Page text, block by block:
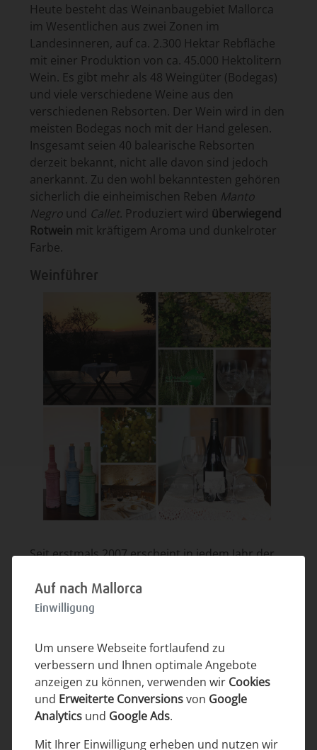
Heute besteht das Weinanbaugebiet Mallorca
im Wesentlichen aus zwei Zonen im
Landesinneren, auf ca. 2.300 Hektar Rebfläche
mit einer Produktion von ca. 45.000 Hektolitern
Wein. Es gibt mehr als 48 Weingüter (Bodegas)
und viele verschiedene Weine aus den
verschiedenen Rebsorten. Der Wein wird in den
meisten Bodegas noch mit der Hand gelesen.
Insgesamt seien 40 balearische Rebsorten
derzeit bekannt, nicht alle davon sind jedoch
anerkannt. Zu den wohl bekanntesten gehören
sicherlich die einheimischen Reben Manto
Neground Callet. Produziert wird überwiegend
Rotwein mit kräftigem Aroma und dunkelroter
Farbe.
Weinführer
Seit erstmals 2007 erscheint in jedem Jahr der
verschiedenen Rebsorten und Weingüter
vorgestellt werden (herausgegeben von Georg
Tipp(vielleicht auch für das ein oder andere
Weihnachtsgeschenk): wer auf mallorquinische
Weine oder auch Orangen und Mandeln auch in
Deutschland nicht verzichten möchte, kann
Auf nach Mallorca
Einwilligung
Um unsere Webseite fortlaufend zu
verbessern und Ihnen optimale Angebote
anzeigen zu können, verwenden wir Cookies
und Erweiterte Conversionsvon Google
Analytics und Google Ads.
Mit Ihrer Einwilligung erheben und nutzen wir